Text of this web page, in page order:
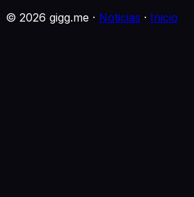
© 2026 gigg.me · Noticias · Inicio